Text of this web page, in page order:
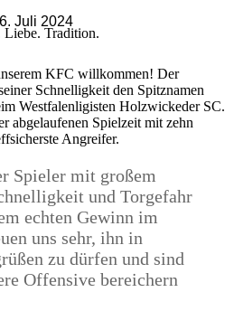
Juli 2024
Liebe. Tradition.
KFC willkommen! Der
Schnelligkeit den Spitznamen
Westfalenligisten Holzwickeder SC.
abgelaufenen Spielzeit mit zehn
Angreifer.
Spieler mit großem
und Torgefahr
echten Gewinn im
uns sehr, ihn in
zu dürfen und sind
Offensive bereichern